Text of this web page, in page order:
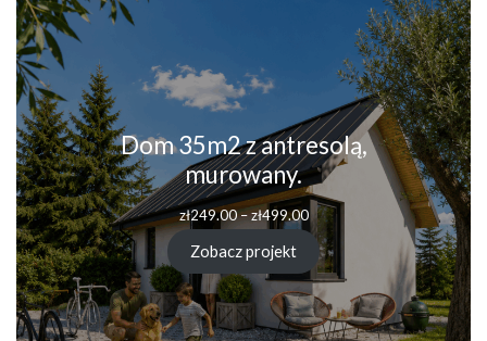
Dom 35m2 z antresolą,
murowany.
zł249.00–zł499.00
Zobacz projekt